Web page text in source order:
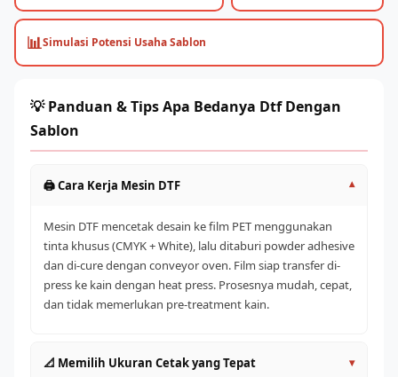
📊Simulasi Potensi Usaha Sablon
💡 Panduan & Tips Apa Bedanya Dtf Dengan
Sablon
🖨️ Cara Kerja Mesin DTF ▾
Mesin DTF mencetak desain ke film PET menggunakan
tinta khusus (CMYK + White), lalu ditaburi powder adhesive
dan di-cure dengan conveyor oven. Film siap transfer di-
press ke kain dengan heat press. Prosesnya mudah, cepat,
dan tidak memerlukan pre-treatment kain.
📐 Memilih Ukuran Cetak yang Tepat ▾